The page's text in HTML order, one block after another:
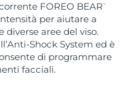
FOREO BEAR ™
per aiutare a
diverse aree del viso.
Shock System ed è
di programmare
facciali.